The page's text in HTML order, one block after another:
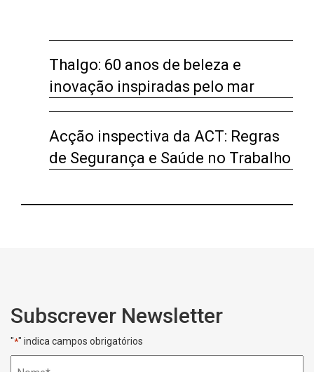
Thalgo: 60 anos de beleza e
inovação inspiradas pelo mar
Acção inspectiva da ACT: Regras
de Segurança e Saúde no Trabalho
Subscrever Newsletter
"*" indica campos obrigatórios